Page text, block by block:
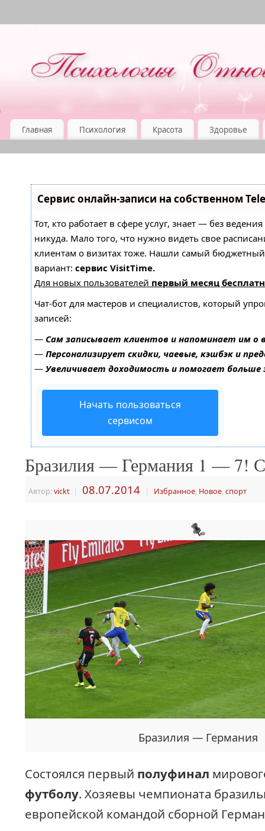
Главная Психология Красота Здоровье
Сервис онлайн-записи на собственном
Тот, кто работает в сфере услуг, знает — без
никуда. Мало того, что нужно видеть свое
клиентам о визитах тоже. Нашли самый
вариант: сервис VisitTime.
Для новых пользователей первый месяц
Чат-бот для мастеров и специалистов, который
записей:
— Сам записывает клиентов и напоминает им о
— Персонализирует скидки, чаевые, кэшбэк и
— Увеличивает доходимость и помогает
Начать пользоваться
сервисом
Бразилия — Германия 1 — 7!
Автор:vickt | 08.07.2014 | Избранное, Новое, спорт
Бразилия — Германия
Состоялся первый полуфинал
футболу. Хозяевы чемпионата
европейской командой сборной